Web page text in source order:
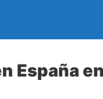
España